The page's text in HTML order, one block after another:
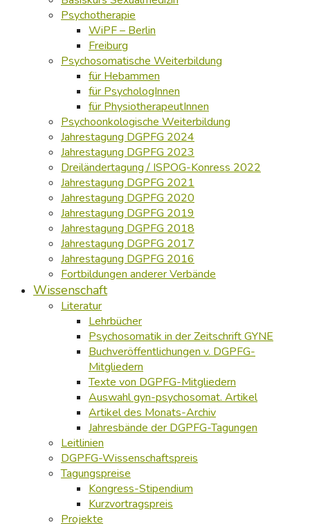
Psychotherapie
WiPF – Berlin
Freiburg
Psychosomatische Weiterbildung
für Hebammen
für PsychologInnen
für PhysiotherapeutInnen
Psychoonkologische Weiterbildung
Jahrestagung DGPFG 2024
Jahrestagung DGPFG 2023
Dreiländertagung / ISPOG-Konress 2022
Jahrestagung DGPFG 2021
Jahrestagung DGPFG 2020
Jahrestagung DGPFG 2019
Jahrestagung DGPFG 2018
Jahrestagung DGPFG 2017
Jahrestagung DGPFG 2016
Fortbildungen anderer Verbände
Wissenschaft
Literatur
Lehrbücher
Psychosomatik in der Zeitschrift GYNE
Buchveröffentlichungen v. DGPFG-
Mitgliedern
Texte von DGPFG-Mitgliedern
Auswahl gyn-psychosomat. Artikel
Artikel des Monats-Archiv
Jahresbände der DGPFG-Tagungen
Leitlinien
DGPFG-Wissenschaftspreis
Tagungspreise
Kongress-Stipendium
Kurzvortragspreis
Projekte